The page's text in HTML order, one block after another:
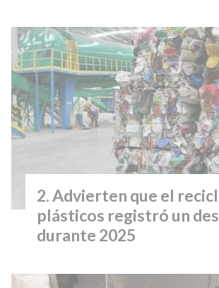
Advierten que el
plásticos registró un
durante 2025